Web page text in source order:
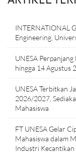
INTERNATIONAL
Engineering,
UNESA
hingga 14 Agustus
UNESA Terbitkan
2026/2027,
Mahasiswa
FT UNESA Gelar
Mahasiswa dalam
Industri Kecantikan